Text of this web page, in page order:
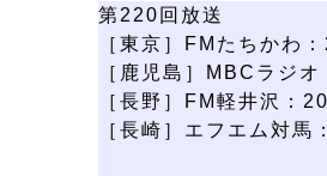
第220回放送
［東京］FMたちかわ
［鹿児島］MBCラジ
［長野］FM軽井沢：
［長崎］エフエム対